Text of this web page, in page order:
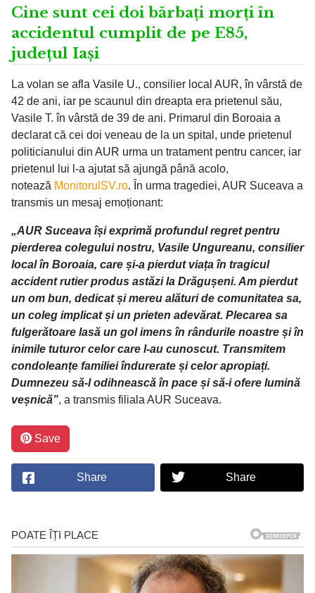
Cine sunt cei doi bărbați morți în
accidentul cumplit de pe E85,
județul Iași
La volan se afla Vasile U., consilier local AUR, în vârstă de
42 de ani, iar pe scaunul din dreapta era prietenul său,
Vasile T. în vârstă de 39 de ani. Primarul din Boroaia a
declarat că cei doi veneau de la un spital, unde prietenul
politicianului din AUR urma un tratament pentru cancer, iar
prietenul lui l-a ajutat să ajungă până acolo,
notează MonitorulSV.ro. În urma tragediei, AUR Suceava a
transmis un mesaj emoționant:
„AUR Suceava își exprimă profundul regret pentru
pierderea colegului nostru, Vasile Ungureanu, consilier
local în Boroaia, care și-a pierdut viața în tragicul
accident rutier produs astăzi la Drăgușeni. Am pierdut
un om bun, dedicat și mereu alături de comunitatea sa,
un coleg implicat și un prieten adevărat. Plecarea sa
fulgerătoare lasă un gol imens în rândurile noastre și în
inimile tuturor celor care l-au cunoscut. Transmitem
condoleanțe familiei îndurerate și celor apropiați.
Dumnezeu să-l odihnească în pace și să-i ofere lumină
veșnică”, a transmis filiala AUR Suceava.
Save
Share Share